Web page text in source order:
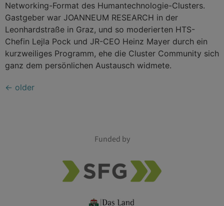
Networking-Format des Humantechnologie-Clusters.
Gastgeber war JOANNEUM RESEARCH in der
Leonhardstraße in Graz, und so moderierten HTS-
Chefin Lejla Pock und JR-CEO Heinz Mayer durch ein
kurzweiliges Programm, ehe die Cluster Community sich
ganz dem persönlichen Austausch widmete.
← older
Funded by